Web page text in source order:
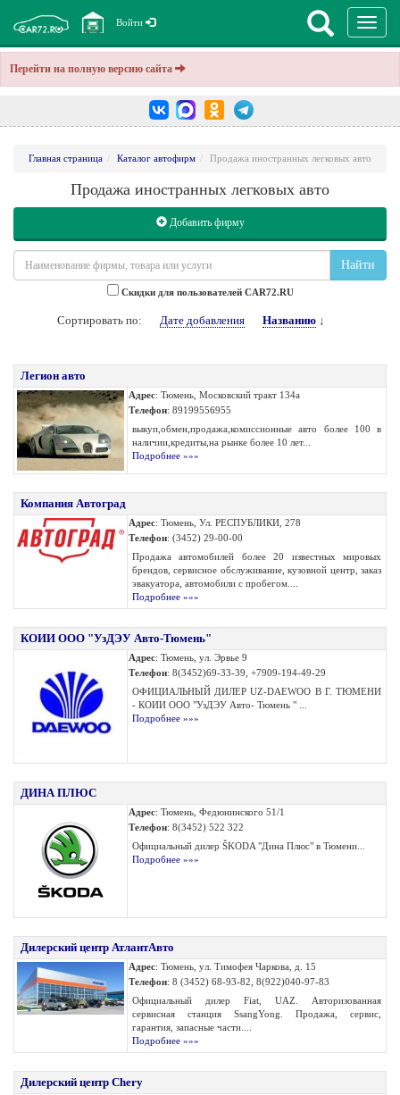
Перейти на полную версию сайта
Войти
Главная страница Каталог автофирм Продажа иностранных легковых авто
Продажа иностранных легковых авто
Добавить фирму
Найти
Cкидки для пользователей CAR72.RU
Сортировать по: Дате добавления Названию ↓
Легион авто
Адрес: Тюмень, Московский тракт 134а
Телефон: 89199556955
выкуп,обмен,продажа,комиссионные авто более 100 в
наличии,кредиты,на рынке более 10 лет...
Подробнее »»»
Компания Автоград
Адрес: Тюмень, Ул. РЕСПУБЛИКИ, 278
Телефон: (3452) 29-00-00
Продажа автомобилей более 20 известных мировых
брендов, сервисное обслуживание, кузовной центр, заказ
эвакуатора, автомобили с пробегом....
Подробнее »»»
КОИИ ООО "УзДЭУ Авто-Тюмень"
Адрес: Тюмень, ул. Эрвье 9
Телефон: 8(3452)69-33-39, +7909-194-49-29
ОФИЦИАЛЬНЫЙ ДИЛЕР UZ-DAEWOO В Г. ТЮМЕНИ
- КОИИ ООО "УзДЭУ Авто- Тюмень " ...
Подробнее »»»
ДИНА ПЛЮС
Адрес: Тюмень, Федюнинского 51/1
Телефон: 8(3452) 522 322
Официальный дилер ŠKODA "Дина Плюс" в Тюмени...
Подробнее »»»
Дилерский центр АтлантАвто
Адрес: Тюмень, ул. Тимофея Чаркова, д. 15
Телефон: 8 (3452) 68-93-82, 8(922)040-97-83
Официальный дилер Fiat, UAZ. Авторизованная
сервисная станция SsangYong. Продажа, сервис,
гарантия, запасные части....
Подробнее »»»
Дилерский центр Chery